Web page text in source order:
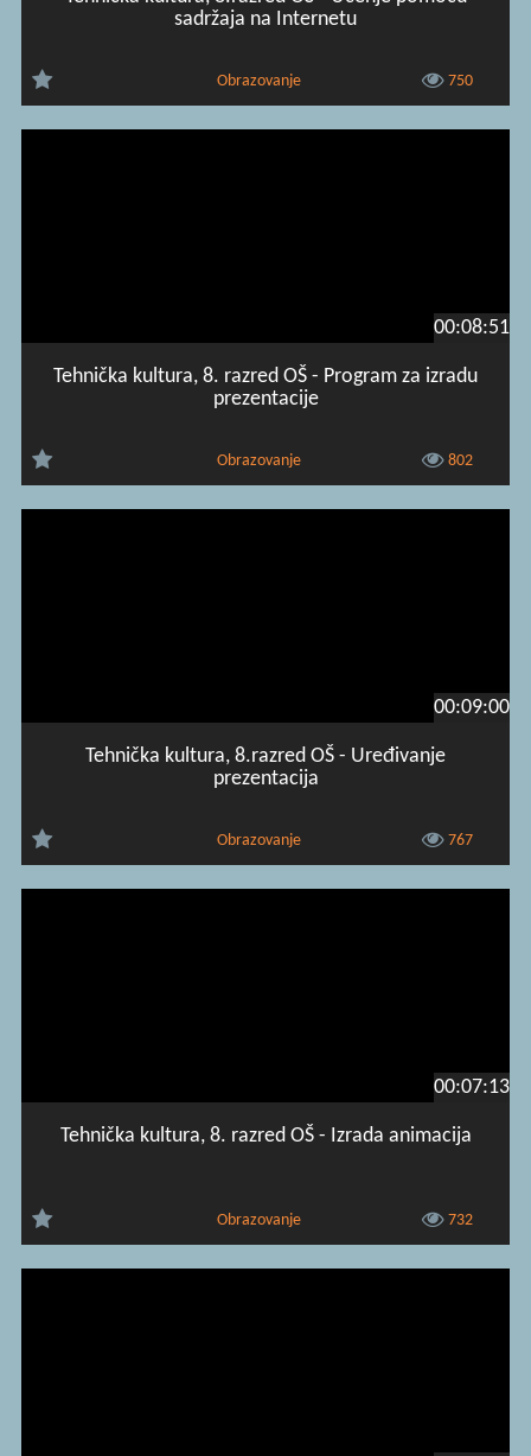
sadržaja na Internetu
Obrazovanje 750
00:08:51
Tehnička kultura, 8. razred OŠ - Program za izradu
prezentacije
Obrazovanje 802
00:09:00
Tehnička kultura, 8.razred OŠ - Uređivanje
prezentacija
Obrazovanje 767
00:07:13
Tehnička kultura, 8. razred OŠ - Izrada animacija
Obrazovanje 732